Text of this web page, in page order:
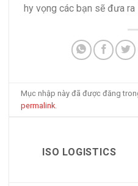
hy vọng các bạn sẽ đưa
Mục nhập này đã được đăng
permalink
ISO LOGISTICS